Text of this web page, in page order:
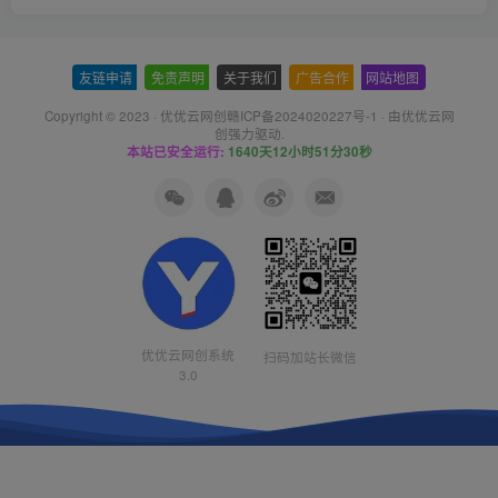
友链申请 免责声明 关于我们 广告合作 网站地图
Copyright © 2023 · 优优云网创赣ICP备2024020227号-1 · 由优优云网
创强力驱动.
本站已安全运行: 1640天12小时51分30秒
优优云网创系统
3.0
扫码加站长微信